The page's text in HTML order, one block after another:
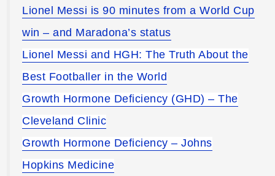
Lionel Messi is 90 minutes from a World Cup
win – and Maradona’s status
Lionel Messi and HGH: The Truth About the
Best Footballer in the World
Growth Hormone Deficiency (GHD) – The
Cleveland Clinic
Growth Hormone Deficiency – Johns
Hopkins Medicine